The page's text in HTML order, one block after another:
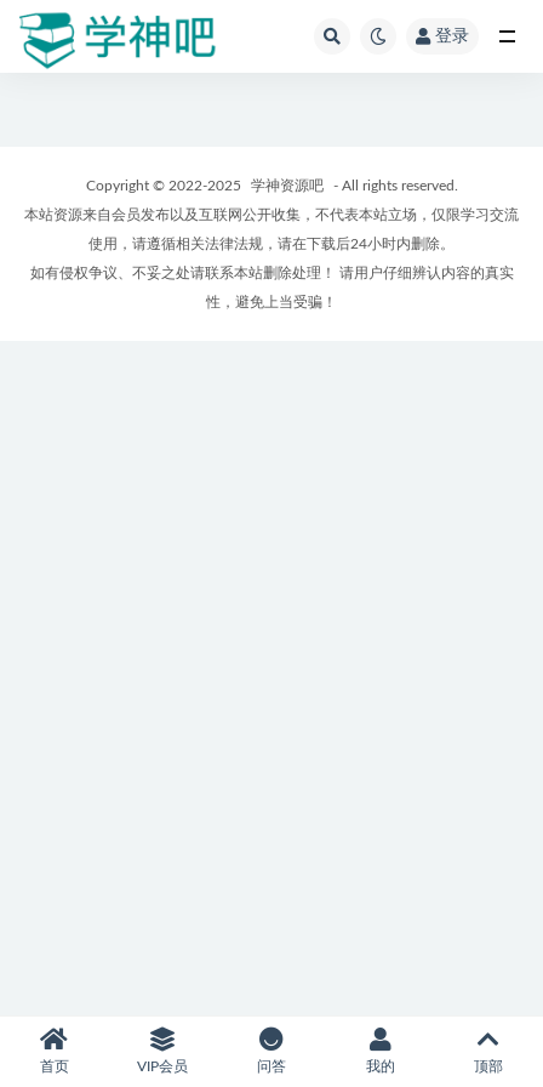
登录
Copyright © 2022-2025 学神资源吧
- All rights reserved.
本站资源来自会员发布以及互联网公开收集，不代表本站立场，仅限学习交流
使用，请遵循相关法律法规，请在下载后24小时内删除。
如有侵权争议、不妥之处请联系本站删除处理！ 请用户仔细辨认内容的真实
性，避免上当受骗！
首页 VIP会员 问答 我的 顶部